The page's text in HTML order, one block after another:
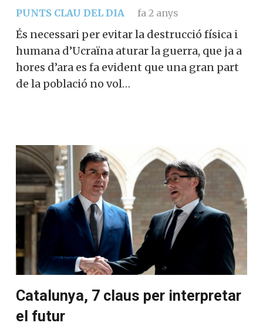
PUNTS CLAU DEL DIA fa 2 anys
És necessari per evitar la destrucció física i
humana d’Ucraïna aturar la guerra, que ja a
hores d’ara es fa evident que una gran part
de la població no vol…
Catalunya, 7 claus per interpretar
el futur